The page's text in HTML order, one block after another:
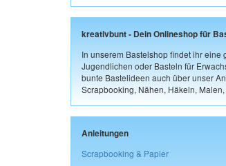
kreativbunt - Dein Onlineshop für
In unserem Bastelshop findet ihr
Jugendlichen oder Basteln für
bunte Bastelideen auch über unser
Scrapbooking, Nähen, Häkeln,
Anleitungen
Scrapbooking & Papier